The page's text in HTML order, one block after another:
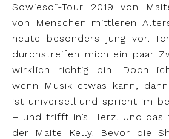
Sowieso”-Tour 2019 von
von Menschen mittleren
heute besonders jung vor.
durchstreifen mich ein paar
wirklich richtig bin. Doch
wenn Musik etwas kann,
ist universell und spricht im
– und trifft in’s Herz. Und das
der Maite Kelly. Bevor die